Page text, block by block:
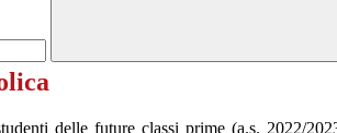
delle future classi prime (a.s. 2022/